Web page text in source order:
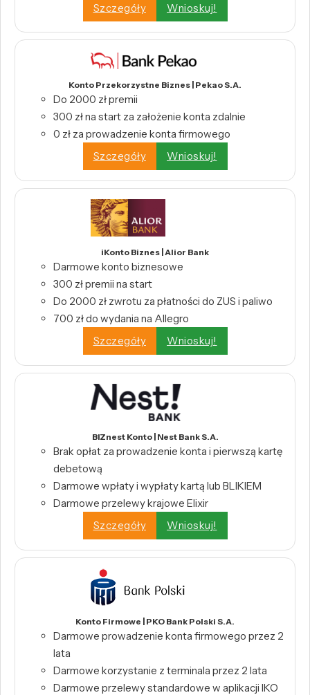
Szczegóły
Wnioskuj!
Konto Przekorzystne Biznes | Pekao S.A.
Do 2000 zł premii
300 zł na start za założenie konta zdalnie
0 zł za prowadzenie konta firmowego
Szczegóły
Wnioskuj!
iKonto Biznes | Alior Bank
Darmowe konto biznesowe
300 zł premii na start
Do 2000 zł zwrotu za płatności do ZUS i paliwo
700 zł do wydania na Allegro
Szczegóły
Wnioskuj!
BIZnest Konto | Nest Bank S.A.
Brak opłat za prowadzenie konta i pierwszą kartę
debetową
Darmowe wpłaty i wypłaty kartą lub BLIKIEM
Darmowe przelewy krajowe Elixir
Szczegóły
Wnioskuj!
Konto Firmowe | PKO Bank Polski S.A.
Darmowe prowadzenie konta firmowego przez 2
lata
Darmowe korzystanie z terminala przez 2 lata
Darmowe przelewy standardowe w aplikacji IKO